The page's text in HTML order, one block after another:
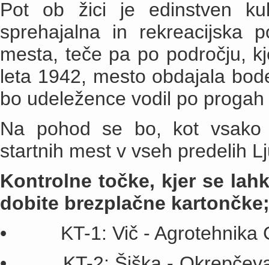
Pot ob žici je edinstven
sprehajalna in rekreacijska
mesta, teče pa po področju,
leta 1942, mesto obdajala
bo udeležence vodil po
Na pohod se bo, kot vsako
startnih mest v vseh predelih
Kontrolne točke, kjer se
dobite brezplačne kartončke;
• KT-1: Vič - Agrotehnika